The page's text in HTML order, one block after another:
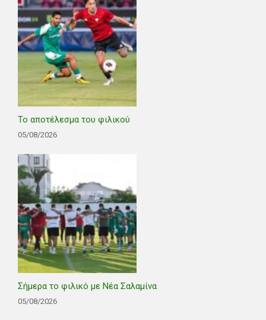
Το αποτέλεσμα του φιλικού
05/08/2026
Σήμερα το φιλικό με Νέα Σαλαμίνα
05/08/2026